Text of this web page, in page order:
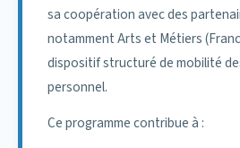
Université de Bourgogne
Université de Lorraine
Nature des accords
Les conventions portent sur :
sa coopération avec des
notamment Arts et Métiers
dispositif structuré de mobilité
personnel.
Ce programme contribue à :